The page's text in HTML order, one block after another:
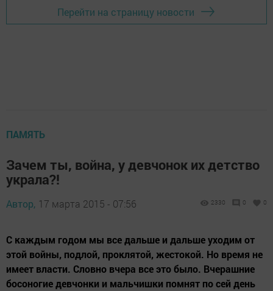
Перейти на страницу новости
ПАМЯТЬ
Зачем ты, война, у девчонок их детство
украла?!
Автор, 17 марта 2015 - 07:56 2330 0 0
С каждым годом мы все дальше и дальше уходим от
этой войны, подлой, проклятой, жестокой. Но время не
имеет власти. Словно вчера все это было. Вчерашние
босоногие девчонки и мальчишки помнят по сей день